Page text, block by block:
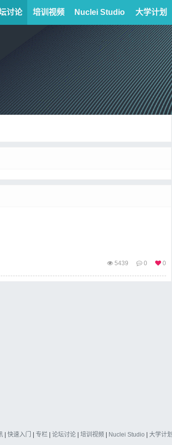
讨论 培训视频 Nuclei Studio 大学计划
5439 0 0
快速入门 专栏 论坛讨论 培训视频 Nuclei Studio 大学计划